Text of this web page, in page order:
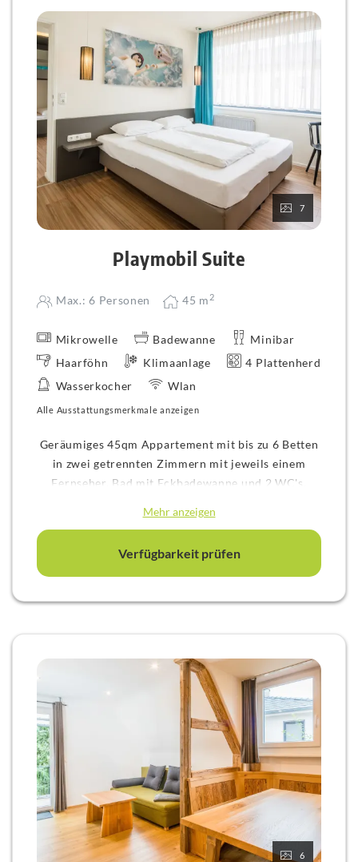
7
Playmobil Suite
Max.: 6 Personen 45 m2
Mikrowelle Badewanne
Minibar
Haarföhn
Klimaanlage
4 Plattenherd
Wasserkocher
Wlan
Alle Ausstattungsmerkmale anzeigen
Geräumiges 45qm Appartement mit bis zu 6 Betten
in zwei getrennten Zimmern mit jeweils einem
Fernseher, Bad mit Eckbadewanne und 2 WC's,
Sitzgelegenheit, Teestation und großem
Aufenthalte.
Mehr anzeigen
Verfügbarkeit prüfen
6